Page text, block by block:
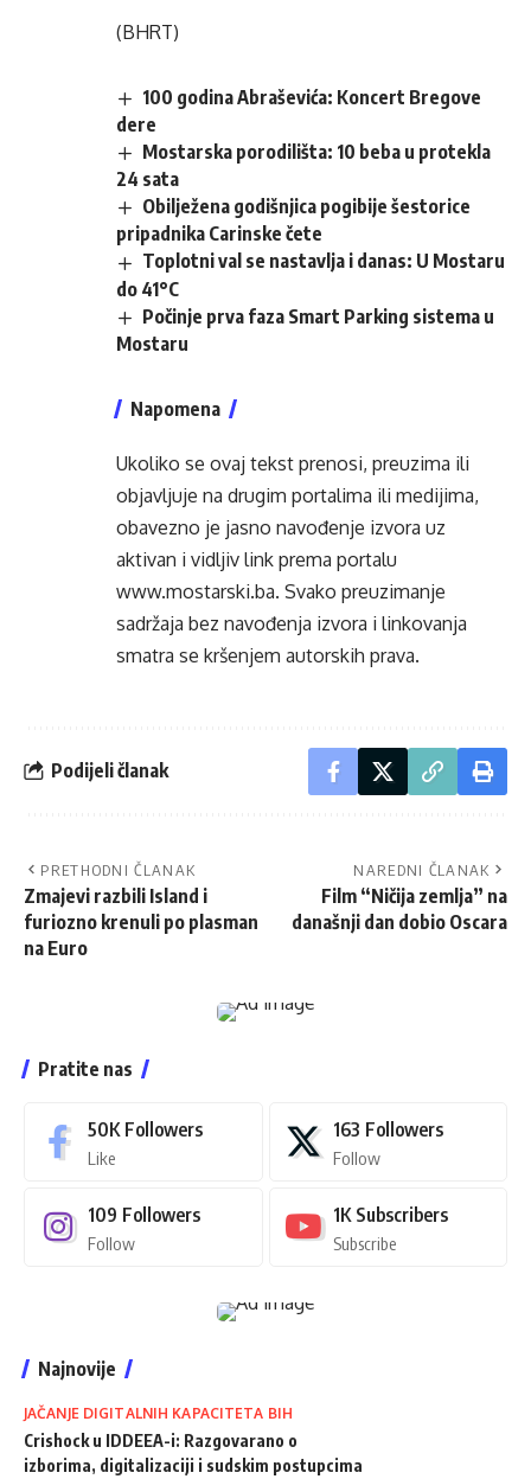
(BHRT)
100 godina Abraševića: Koncert Bregove
dere
Mostarska porodilišta: 10 beba u protekla
24 sata
Obilježena godišnjica pogibije šestorice
pripadnika Carinske čete
Toplotni val se nastavlja i danas: U Mostaru
do 41°C
Počinje prva faza Smart Parking sistema u
Mostaru
Napomena
Ukoliko se ovaj tekst prenosi, preuzima ili
objavljuje na drugim portalima ili medijima,
obavezno je jasno navođenje izvora uz
aktivan i vidljiv link prema portalu
www.mostarski.ba. Svako preuzimanje
sadržaja bez navođenja izvora i linkovanja
smatra se kršenjem autorskih prava.
Podijeli članak
PRETHODNI ČLANAK
Zmajevi razbili Island i
furiozno krenuli po plasman
na Euro
NAREDNI ČLANAK
Film “Ničija zemlja” na
današnji dan dobio Oscara
Pratite nas
50K Followers
Like
163 Followers
Follow
109 Followers
Follow
1K Subscribers
Subscribe
Najnovije
JAČANJE DIGITALNIH KAPACITETA BIH
Crishock u IDDEEA-i: Razgovarano o
izborima, digitalizaciji i sudskim postupcima